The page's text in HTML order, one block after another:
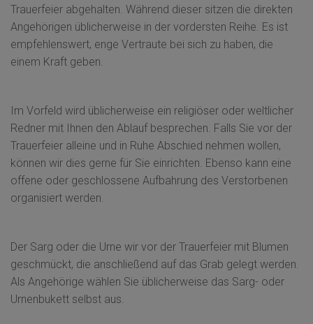
Trauerfeier abgehalten. Während dieser sitzen die direkten
Angehörigen üblicherweise in der vordersten Reihe. Es ist
empfehlenswert, enge Vertraute bei sich zu haben, die
einem Kraft geben.
Im Vorfeld wird üblicherweise ein religiöser oder weltlicher
Redner mit Ihnen den Ablauf besprechen. Falls Sie vor der
Trauerfeier alleine und in Ruhe Abschied nehmen wollen,
können wir dies gerne für Sie einrichten. Ebenso kann eine
offene oder geschlossene Aufbahrung des Verstorbenen
organisiert werden.
Der Sarg oder die Urne wir vor der Trauerfeier mit Blumen
geschmückt, die anschließend auf das Grab gelegt werden.
Als Angehörige wählen Sie üblicherweise das Sarg- oder
Urnenbukett selbst aus.